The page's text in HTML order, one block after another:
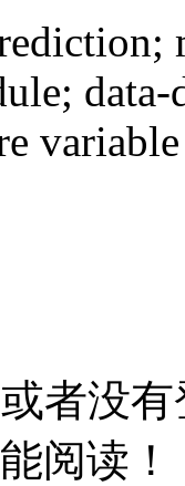
variable
者没有
阅读！